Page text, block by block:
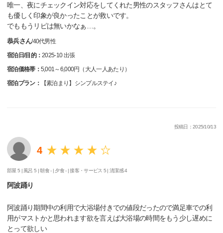
唯一、夜にチェックイン対応をしてくれた男性のスタッフさんはとて
も優しく印象が良かったことが救いです。
でももうリピは無いかなぁ…。
恭兵さん/40代男性
宿泊日/目的：2025-10 出張
宿泊価格帯： 5,001～6,000円（大人一人あたり）
宿泊プラン：
【素泊まり】シンプルステイ♪
投稿日：2025/10/13
4
部屋 5 | 風呂 5 |朝食 - | 夕食 - |接客・サービス 5 |清潔感 4
阿波踊り
阿波踊り期間中の利用で大浴場付きでの値段だったので満足車での利
用がマストかと思われます欲を言えば大浴場の時間をもう少し遅めに
とって欲しい